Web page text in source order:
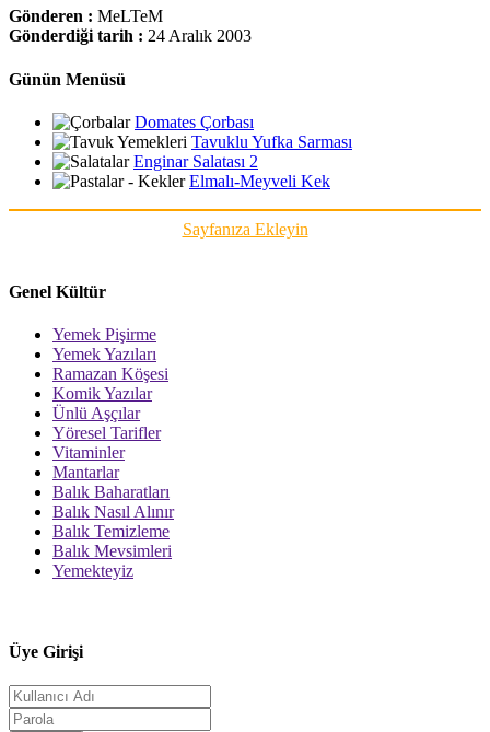
Gönderen : MeLTeM
Gönderdiği tarih : 24 Aralık 2003
Günün Menüsü
Domates Çorbası
Tavuklu Yufka Sarması
Enginar Salatası 2
Elmalı-Meyveli Kek
Sayfanıza Ekleyin
Genel Kültür
Yemek Pişirme
Yemek Yazıları
Ramazan Köşesi
Komik Yazılar
Ünlü Aşçılar
Yöresel Tarifler
Vitaminler
Mantarlar
Balık Baharatları
Balık Nasıl Alınır
Balık Temizleme
Balık Mevsimleri
Yemekteyiz
Üye Girişi